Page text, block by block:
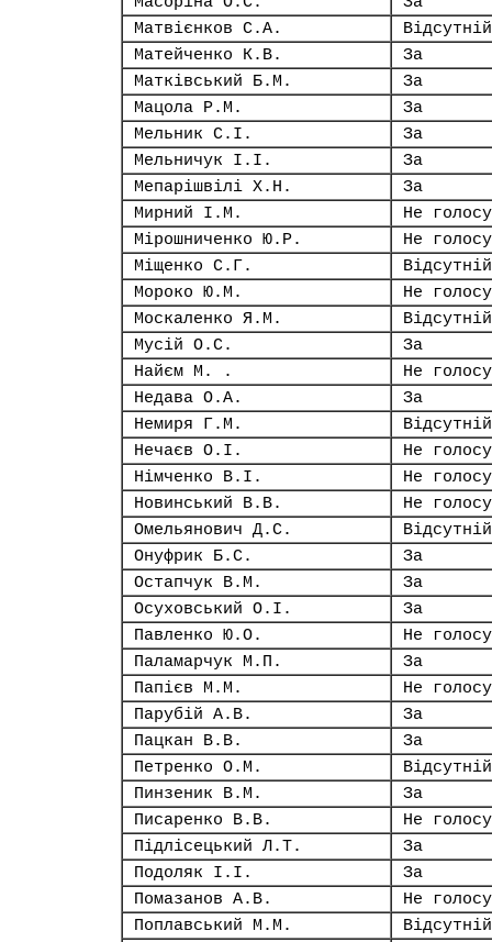
Матвієнков С.А.
Відсутній
Матейченко К.В.
За
Матківський Б.М.
За
Мацола Р.М.
За
Мельник С.І.
За
Мельничук І.І.
За
Мепарішвілі Х.Н.
За
Мирний І.М.
Не
Мірошниченко Ю.Р.
Не
Міщенко С.Г.
Відсутній
Мороко Ю.М.
Не
Москаленко Я.М.
Відсутній
Мусій О.С.
За
Найєм М. .
Не
Недава О.А.
За
Немиря Г.М.
Відсутній
Нечаєв О.І.
Не
Німченко В.І.
Не
Новинський В.В.
Не
Омельянович Д.С.
Відсутній
Онуфрик Б.С.
За
Остапчук В.М.
За
Осуховський О.І.
За
Павленко Ю.О.
Не
Паламарчук М.П.
За
Папієв М.М.
Не
Парубій А.В.
За
Пацкан В.В.
За
Петренко О.М.
Відсутній
Пинзеник В.М.
За
Писаренко В.В.
Не
Підлісецький Л.Т.
За
Подоляк І.І.
За
Помазанов А.В.
Не
Поплавський М.М.
Відсутній